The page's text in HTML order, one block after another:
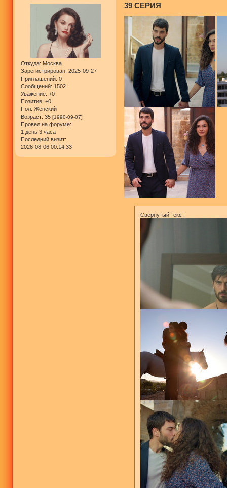
Откуда: Москва
Зарегистрирован: 2025-09-27
Приглашений: 0
Сообщений: 1502
Уважение: +0
Позитив: +0
Пол: Женский
Возраст: 35 [1990-09-07]
Провел на форуме:
1 день 3 часа
Последний визит:
2026-08-06 00:14:33
39 СЕРИЯ
Свернутый текст